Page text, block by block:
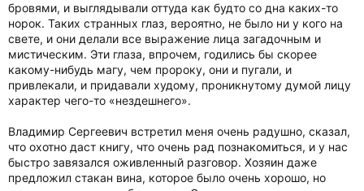
бровями, и выглядывали оттуда как будто со дна каких-то
норок. Таких странных глаз, вероятно, не было ни у кого на
свете, и они делали все выражение лица загадочным и
мистическим. Эти глаза, впрочем, годились бы скорее
какому-нибудь магу, чем пророку, они и пугали, и
привлекали, и придавали худому, проникнутому думой лицу
характер чего-то «нездешнего».
Владимир Сергеевич встретил меня очень радушно, сказал,
что охотно даст книгу, что очень рад познакомиться, и у нас
быстро завязался оживленный разговор. Хозяин даже
предложил стакан вина, которое было очень хорошо, но